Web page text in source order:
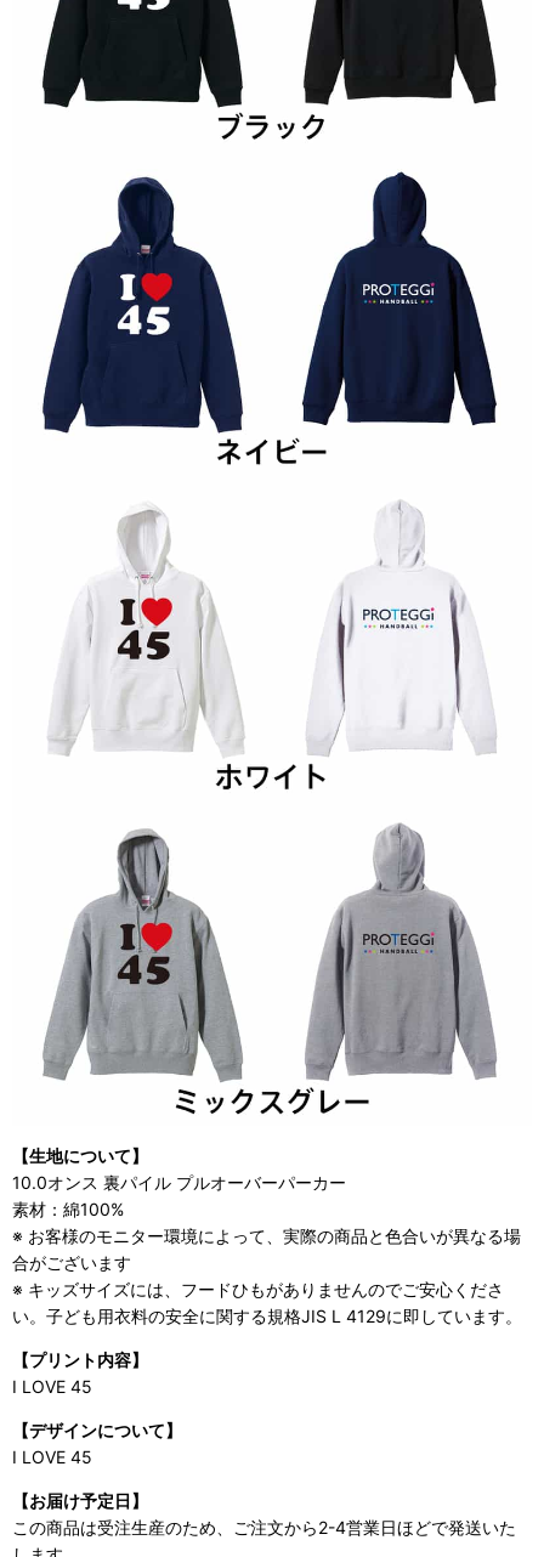
【生地について】
10.0オンス 裏パイル プルオーバーパーカー
素材：綿100%
※ お客様のモニター環境によって、実際の商品と色合いが異なる場
合がございます
※ キッズサイズには、フードひもがありませんのでご安心くださ
い。子ども用衣料の安全に関する規格JIS L 4129に即しています。
【プリント内容】
I LOVE 45
【デザインについて】
I LOVE 45
【お届け予定日】
この商品は受注生産のため、ご注文から2-4営業日ほどで発送いた